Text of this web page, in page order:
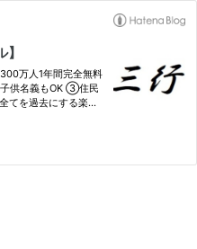
万人1年間完全無料
供名義もOK ③住民
てを過去にする楽天